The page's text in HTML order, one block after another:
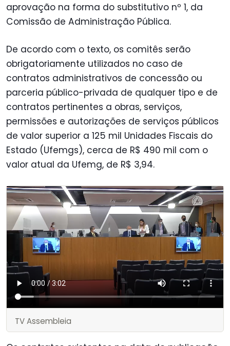
aprovação na forma do substitutivo nº 1, da
Comissão de Administração Pública.
De acordo com o texto, os comitês serão
obrigatoriamente utilizados no caso de
contratos administrativos de concessão ou
parceria público-privada de qualquer tipo e de
contratos pertinentes a obras, serviços,
permissões e autorizações de serviços públicos
de valor superior a 125 mil Unidades Fiscais do
Estado (Ufemgs), cerca de R$ 490 mil com o
valor atual da Ufemg, de R$ 3,94.
TV Assembleia